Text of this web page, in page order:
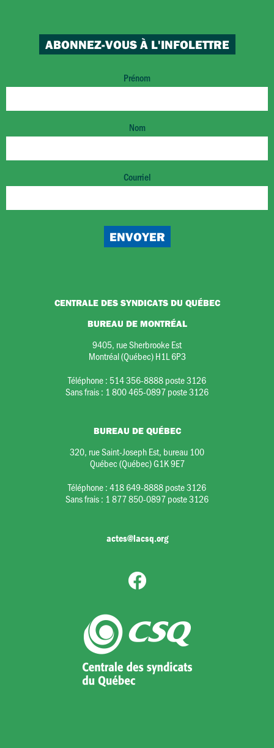
ABONNEZ-VOUS À L'INFOLETTRE
Prénom
Nom
Courriel
CENTRALE DES SYNDICATS DU QUÉBEC
BUREAU DE MONTRÉAL
9405, rue Sherbrooke Est
Montréal (Québec) H1L 6P3
Téléphone : 514 356-8888 poste 3126
Sans frais : 1 800 465-0897 poste 3126
BUREAU DE QUÉBEC
320, rue Saint-Joseph Est, bureau 100
Québec (Québec) G1K 9E7
Téléphone :418 649-8888 poste 3126
Sans frais : 1 877 850-0897 poste 3126
actes@lacsq.org